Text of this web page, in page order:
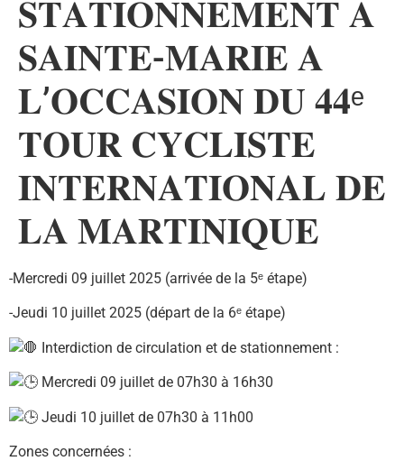
𝐒𝐓𝐀𝐓𝐈𝐎𝐍𝐍𝐄𝐌𝐄𝐍𝐓 𝐀
𝐒𝐀𝐈𝐍𝐓𝐄-𝐌𝐀𝐑𝐈𝐄 𝐀
𝐋’𝐎𝐂𝐂𝐀𝐒𝐈𝐎𝐍 𝐃𝐔 𝟒𝟒ᵉ
𝐓𝐎𝐔𝐑 𝐂𝐘𝐂𝐋𝐈𝐒𝐓𝐄
𝐈𝐍𝐓𝐄𝐑𝐍𝐀𝐓𝐈𝐎𝐍𝐀𝐋 𝐃𝐄
𝐋𝐀 𝐌𝐀𝐑𝐓𝐈𝐍𝐈𝐐𝐔𝐄
-Mercredi 09 juillet 2025 (arrivée de la 5ᵉ étape)
-Jeudi 10 juillet 2025 (départ de la 6ᵉ étape)
Interdiction de circulation et de stationnement :
Mercredi 09 juillet de 07h30 à 16h30
Jeudi 10 juillet de 07h30 à 11h00
Zones concernées :